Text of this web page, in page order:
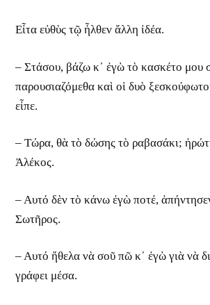
Εἶτα εὐθὺς τῷ ἦλθεν ἄλλη ἰδέα.
– Στάσου, βάζω κ᾿ ἐγὼ τὸ κασκέτο μου
παρουσιαζόμεθα καὶ οἱ δυὸ
εἶπε.
– Τώρα, θὰ τὸ δώσης τὸ ραβασάκι;
Ἀλέκος.
– Αυτό δὲν τὸ κάνω ἐγὼ ποτέ,
Σωτῆρος.
– Αυτό ἤθελα νὰ σοῦ πῶ κ᾿ ἐγὼ γιὰ νὰ
γράφει μέσα.